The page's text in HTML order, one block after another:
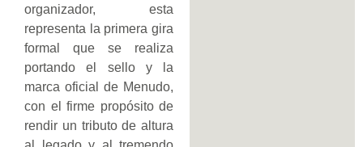
organizador, esta
representa la primera gira
formal que se realiza
portando el sello y la
marca oficial de Menudo,
con el firme propósito de
rendir un tributo de altura